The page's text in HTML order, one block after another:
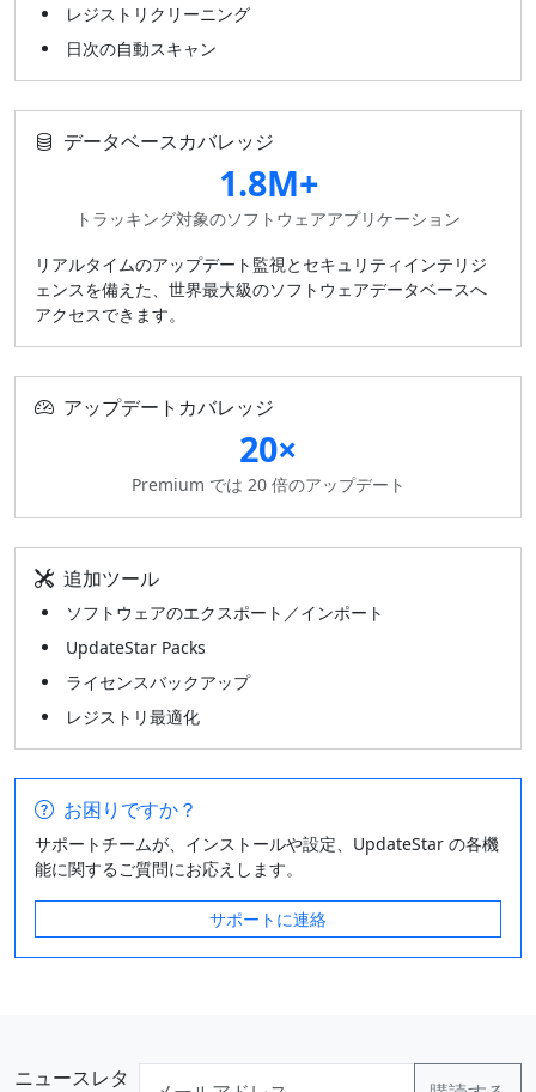
レジストリクリーニング
日次の自動スキャン
データベースカバレッジ
1.8M+
トラッキング対象のソフトウェアアプリケーション
リアルタイムのアップデート監視とセキュリティインテリジ
ェンスを備えた、世界最大級のソフトウェアデータベースへ
アクセスできます。
アップデートカバレッジ
20×
Premium では 20 倍のアップデート
追加ツール
ソフトウェアのエクスポート／インポート
UpdateStar Packs
ライセンスバックアップ
レジストリ最適化
お困りですか？
サポートチームが、インストールや設定、UpdateStar の各機
能に関するご質問にお応えします。
サポートに連絡
ニュースレタ